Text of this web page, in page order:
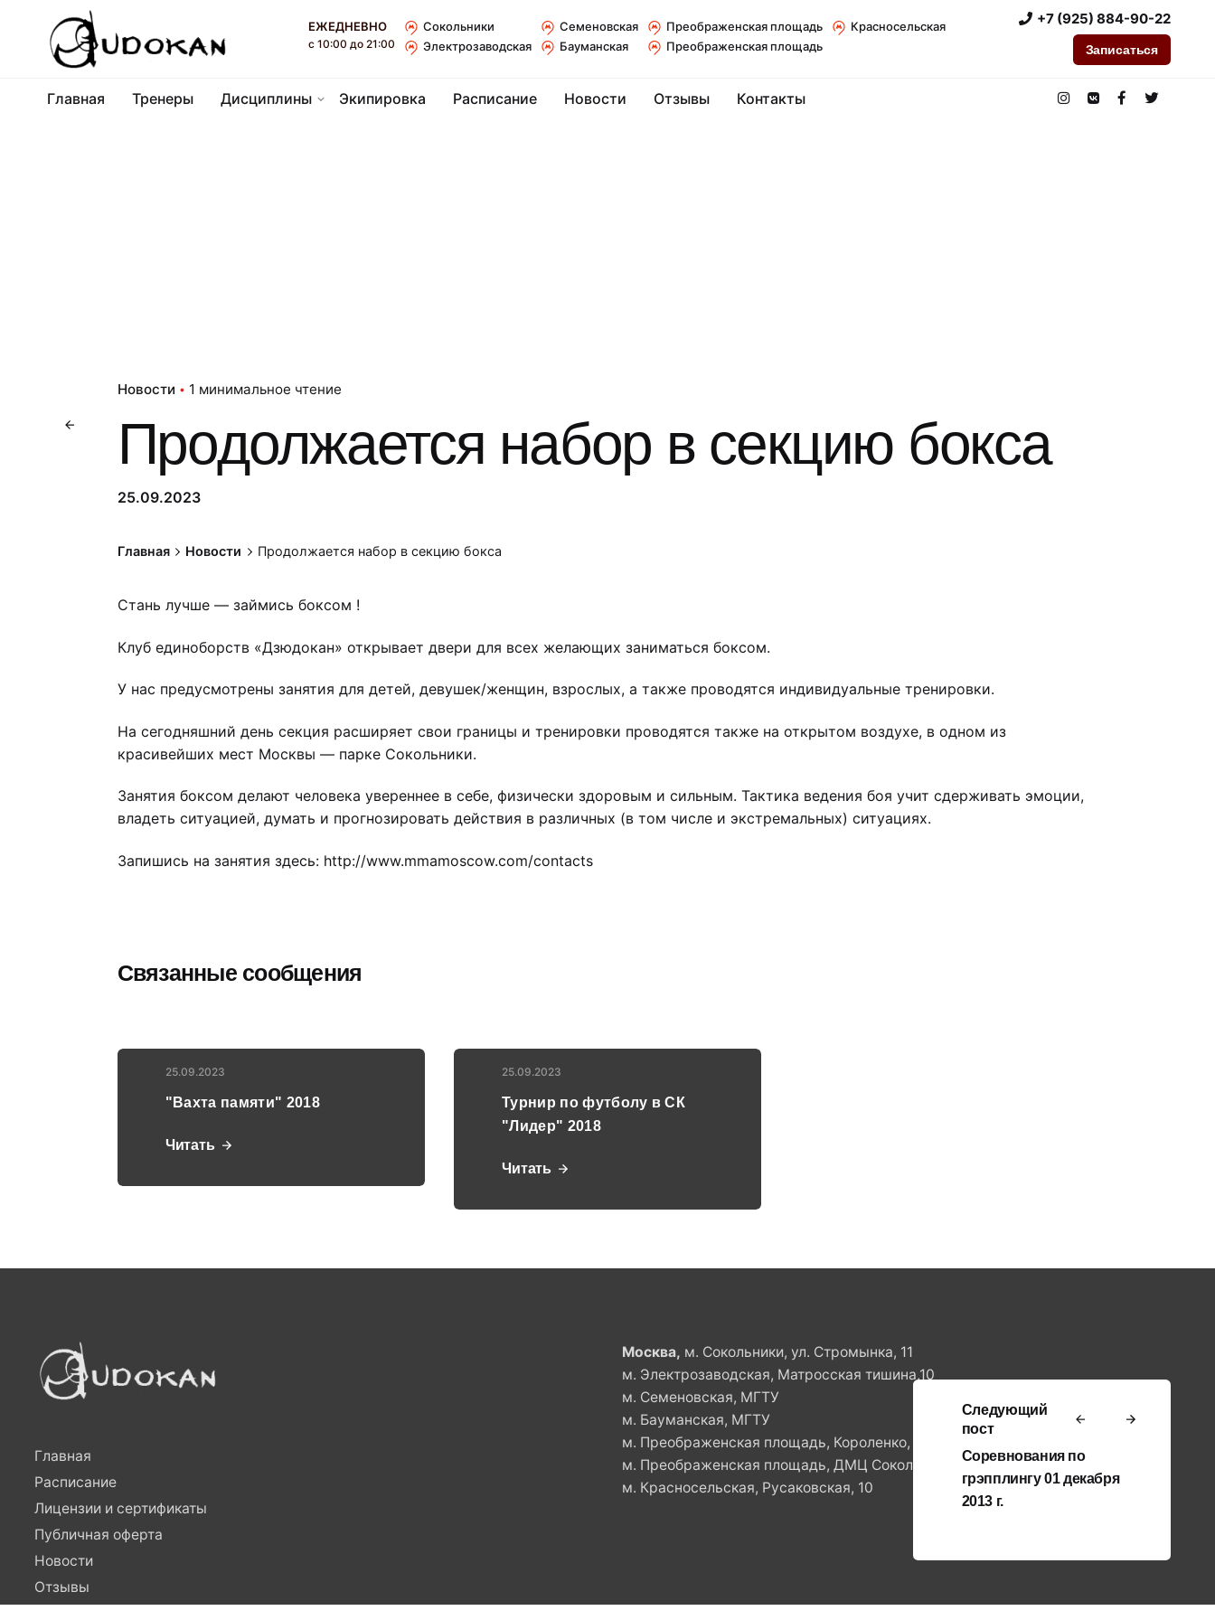
ЕЖЕДНЕВНО
с 10:00 до 21:00
Сокольники
Электрозаводская
Семеновская
Бауманская
Преображенская площадь
Преображенская площадь
Красносельская +7 (925) 884-90-22
Записаться
Главная Тренеры Дисциплины Экипировка Расписание Новости Отзывы Контакты
Новости 1 минимальное чтение
Продолжается набор в секцию бокса
25.09.2023
Главная Новости Продолжается набор в секцию бокса
Стань лучше — займись боксом !
Клуб единоборств «Дзюдокан» открывает двери для всех желающих заниматься боксом.
У нас предусмотрены занятия для детей, девушек/женщин, взрослых, а также проводятся индивидуальные тренировки.
На сегодняшний день секция расширяет свои границы и тренировки проводятся также на открытом воздухе, в одном из
красивейших мест Москвы — парке Сокольники.
Занятия боксом делают человека увереннее в себе, физически здоровым и сильным. Тактика ведения боя учит сдерживать эмоции,
владеть ситуацией, думать и прогнозировать действия в различных (в том числе и экстремальных) ситуациях.
Запишись на занятия здесь: http://www.mmamoscow.com/contacts
Следующий
пост
Соревнования по
грэпплингу 01 декабря
2013 г.
Связанные сообщения
25.09.2023
"Вахта памяти" 2018
Читать
25.09.2023
Турнир по футболу в СК
"Лидер" 2018
Читать
Главная
Расписание
Лицензии и сертификаты
Публичная оферта
Новости
Отзывы
Москва, м. Сокольники, ул. Стромынка, 11
м. Электрозаводская, Матросская тишина,10
м. Семеновская, МГТУ
м. Бауманская, МГТУ
м. Преображенская площадь, Короленко, 8
м. Преображенская площадь, ДМЦ Сокольники, ул.Стромынка, 11
м. Красносельская, Русаковская, 10